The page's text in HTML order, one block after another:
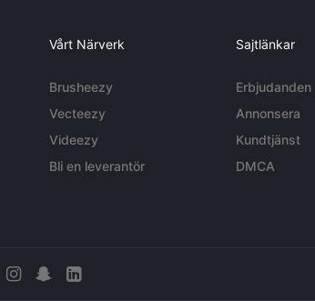
Vårt Närverk
Brusheezy
Vecteezy
Videezy
Bli en leverantör
Sajtlänkar
Erbjudanden
Annonsera
Kundtjänst
DMCA